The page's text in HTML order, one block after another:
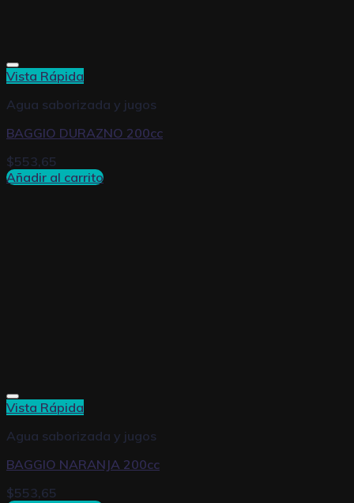
Vista Rápida
Agua saborizada y jugos
BAGGIO DURAZNO 200cc
$553,65
Añadir al carrito
Vista Rápida
Agua saborizada y jugos
BAGGIO NARANJA 200cc
$553,65